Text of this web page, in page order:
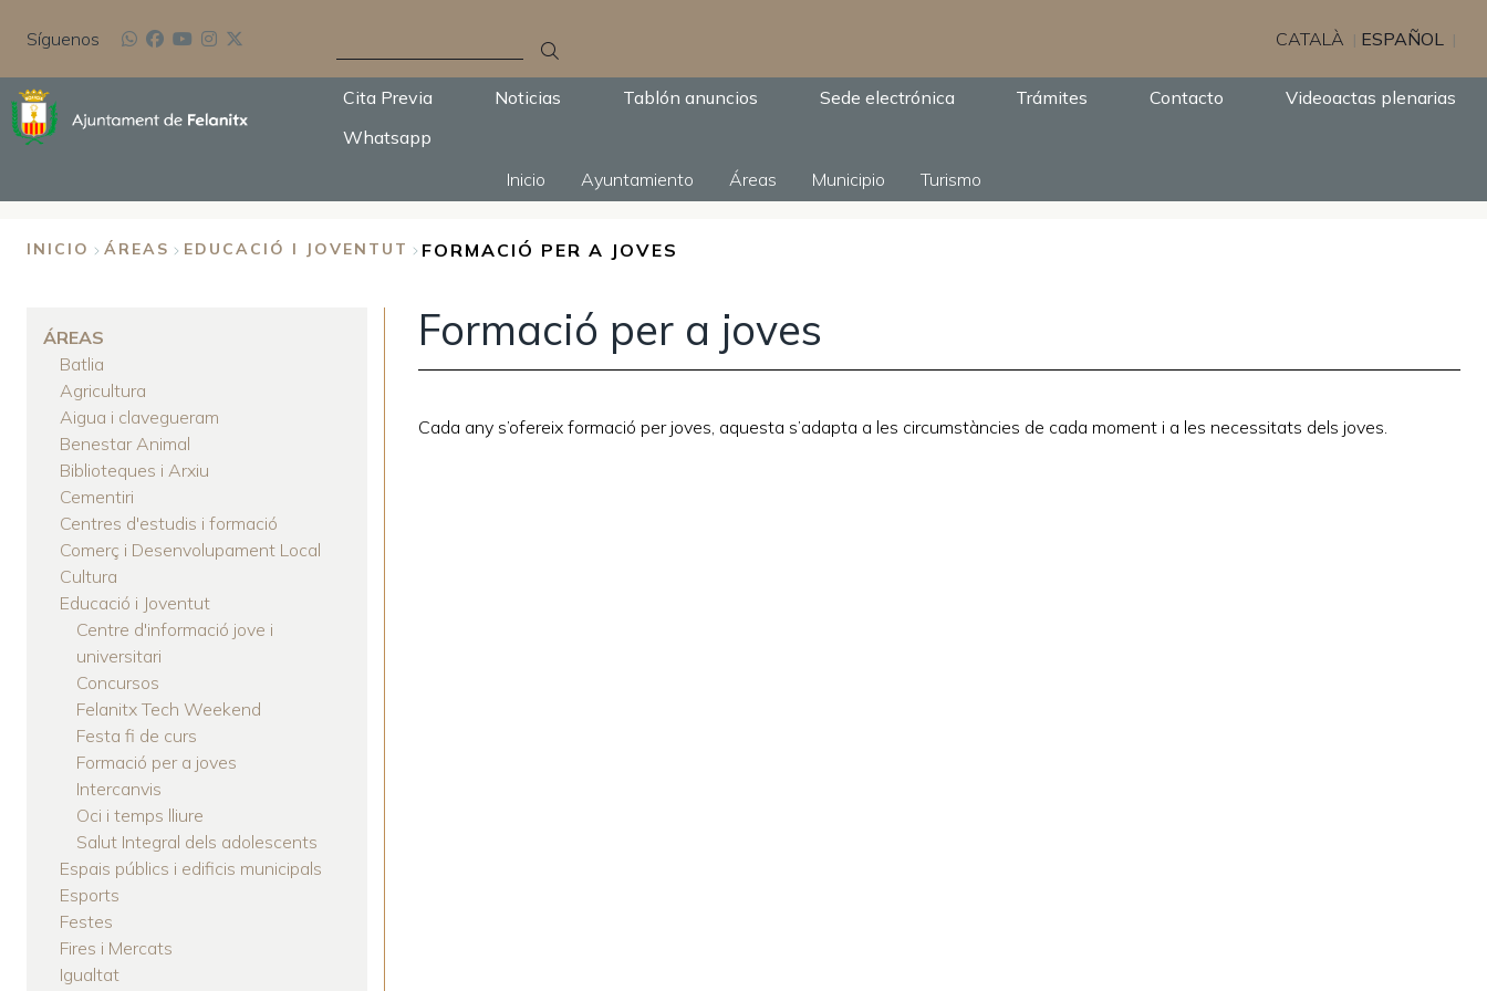
principal
Síguenos CATALÀ ESPAÑOL
Cita Previa Noticias Tablón anuncios Sede electrónica Trámites Contacto
Videoactas plenarias
Whatsapp
Inicio
Ayuntamiento Áreas Municipio Turismo
ENLACES
DE
AYUDA
LA
NAVEGACIÓN
INICIO ÁREAS EDUCACIÓ I JOVENTUT FORMACIÓ PER A JOVES
ÁREAS
Batlia
Agricultura
Aigua i clavegueram
Benestar Animal
Biblioteques i Arxiu
Cementiri
Centres d'estudis i formació
Comerç i Desenvolupament Local
Cultura
Educació i Joventut
Centre d'informació jove i
universitari
Concursos
Felanitx Tech Weekend
Festa fi de curs
Formació per a joves
Intercanvis
Oci i temps lliure
Salut Integral dels adolescents
Espais públics i edificis municipals
Esports
Festes
Fires i Mercats
Igualtat
Formació per a joves
Cada any s’ofereix formació per joves, aquesta s’adapta a les circumstàncies de cada moment i a les necessitats dels joves.